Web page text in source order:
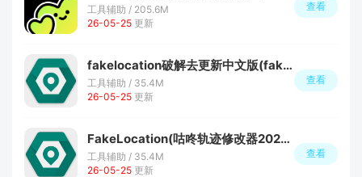
工具辅助 / 205.6M
26-05-25 更新
查看
fakelocation破解去更新中文版(fakelocation免付费版)
工具辅助 / 35.4M
26-05-25 更新
查看
FakeLocation(咕咚轨迹修改器2026插件版)
工具辅助 / 35.4M
26-05-25 更新
查看